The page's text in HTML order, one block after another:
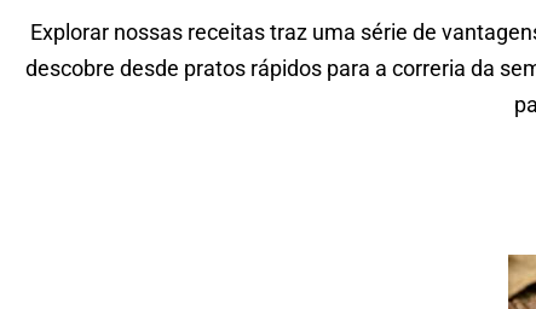
Explorar nossas receitas traz uma série de
descobre desde pratos rápidos para a correria da